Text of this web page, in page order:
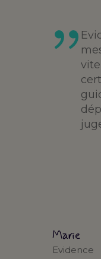
Marie
Evidence